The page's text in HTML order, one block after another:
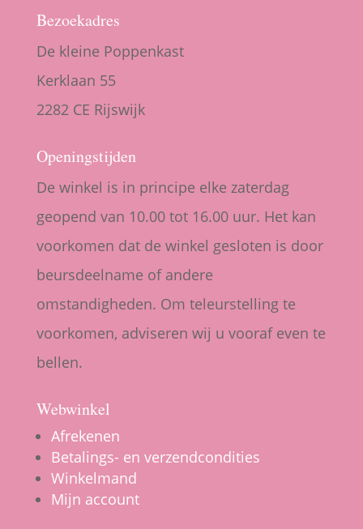
Bezoekadres
De kleine Poppenkast
Kerklaan 55
2282 CE Rijswijk
Openingstijden
De winkel is in principe elke zaterdag
geopend van 10.00 tot 16.00 uur. Het kan
voorkomen dat de winkel gesloten is door
beursdeelname of andere
omstandigheden. Om teleurstelling te
voorkomen, adviseren wij u vooraf even te
bellen.
Webwinkel
Afrekenen
Betalings- en verzendcondities
Winkelmand
Mijn account